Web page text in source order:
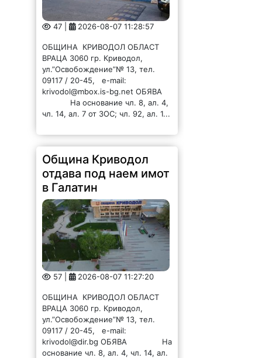
47 | 2026-08-07 11:28:57
ОБЩИНА КРИВОДОЛ ОБЛАСТ
ВРАЦА 3060 гр. Криводол,
ул.”Освобождение”№ 13, тел.
09117 / 20-45, e-mail:
krivodol@mbox.is-bg.net ОБЯВА
На основание чл. 8, ал. 4,
чл. 14, ал. 7 от ЗОС; чл. 92, ал. 1...
Община Криводол
отдава под наем имот
в Галатин
57 | 2026-08-07 11:27:20
ОБЩИНА КРИВОДОЛ ОБЛАСТ
ВРАЦА 3060 гр. Криводол,
ул.”Освобождение”№ 13, тел.
09117 / 20-45, e-mail:
krivodol@dir.bg ОБЯВА На
основание чл. 8, ал. 4, чл. 14, ал.